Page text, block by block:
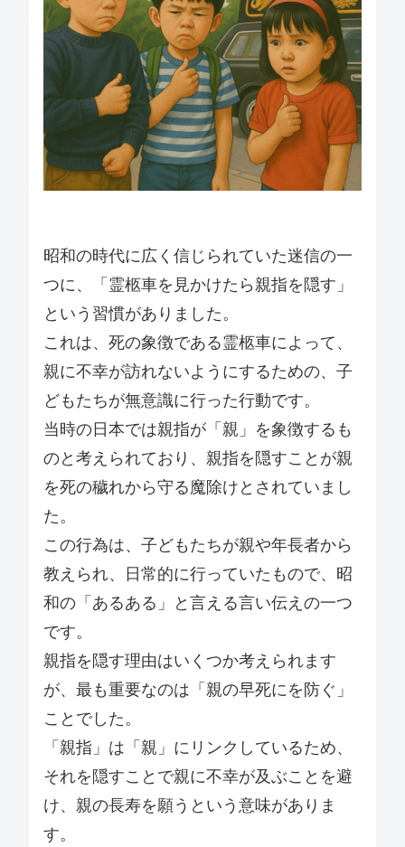
昭和の時代に広く信じられていた迷信の一
つに、「霊柩車を見かけたら親指を隠す」
という習慣がありました。
これは、死の象徴である霊柩車によって、
親に不幸が訪れないようにするための、子
どもたちが無意識に行った行動です。
当時の日本では親指が「親」を象徴するも
のと考えられており、親指を隠すことが親
を死の穢れから守る魔除けとされていまし
た。
この行為は、子どもたちが親や年長者から
教えられ、日常的に行っていたもので、昭
和の「あるある」と言える言い伝えの一つ
です。
親指を隠す理由はいくつか考えられます
が、最も重要なのは「親の早死にを防ぐ」
ことでした。
「親指」は「親」にリンクしているため、
それを隠すことで親に不幸が及ぶことを避
け、親の長寿を願うという意味がありま
す。